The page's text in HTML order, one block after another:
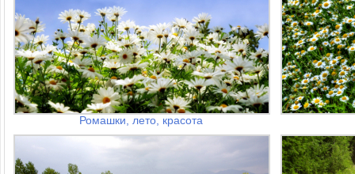
Ромашки, лето, красота